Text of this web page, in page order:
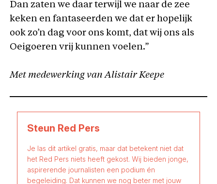
Dan zaten we daar terwijl we naar de zee
keken en fantaseerden we dat er hopelijk
ook zo’n dag voor ons komt, dat wij ons als
Oeigoeren vrij kunnen voelen.”
Met medewerking van Alistair Keepe
Steun Red Pers
Je las dit artikel gratis, maar dat betekent niet dat
het Red Pers niets heeft gekost. Wij bieden jonge,
aspirerende journalisten een podium én
begeleiding. Dat kunnen we nog beter met jouw